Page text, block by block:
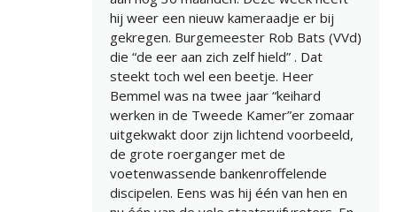
hij weer een nieuw kameraadje er bij
gekregen. Burgemeester Rob Bats (VVd)
die “de eer aan zich zelf hield” . Dat
steekt toch wel een beetje. Heer
Bemmel was na twee jaar “keihard
werken in de Tweede Kamer”er zomaar
uitgekwakt door zijn lichtend voorbeeld,
de grote roerganger met de
voetenwassende bankenroffelende
discipelen. Eens was hij één van hen en